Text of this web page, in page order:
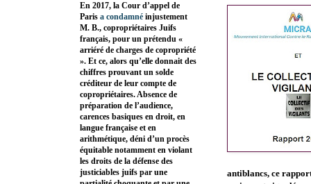
antiblancs, ce
En 2017, la Cour d’appel de
Paris a condamné injustement
M. B., copropriétaires Juifs
français, pour un prétendu «
arriéré de charges de copropriété
». Et ce, alors qu’elle donnait des
chiffres prouvant un solde
créditeur de leur compte de
copropriétaires. Absence de
préparation de l’audience,
carences basiques en droit, en
langue française et en
arithmétique, déni d’un procès
équitable notamment en violant
les droits de la défense des
justiciables juifs par une